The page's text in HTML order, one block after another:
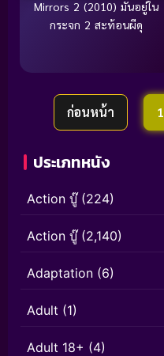
Mirrors 2 (2010) มันอยู่ใน
กระจก 2 สะท้อนผีดุ
ก่อนหน้า 1
ประเภทหนัง
Action บู๊(224)
Action บู๊(2,140)
Adaptation (6)
Adult (1)
Adult 18+ (4)